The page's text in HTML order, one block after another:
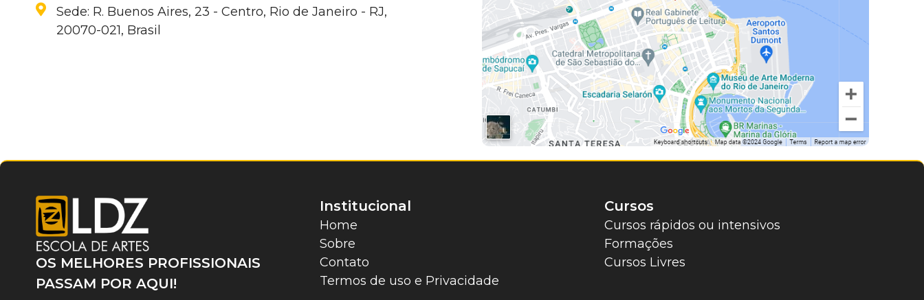
Sede: R. Buenos Aires, 23 - Centro, Rio de Janeiro - RJ,
20070-021, Brasil
OS MELHORES PROFISSIONAIS
PASSAM POR AQUI!
Institucional
Home
Sobre
Contato
Termos de uso e Privacidade
Cursos
Cursos rápidos ou intensivos
Formações
Cursos Livres